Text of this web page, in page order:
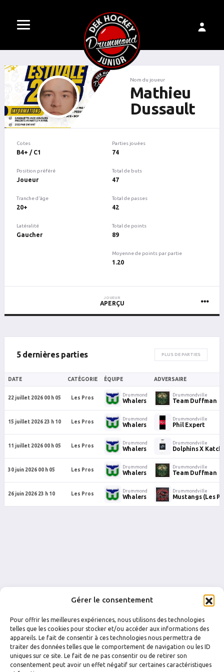
Gérer le consentement
Pour offrir les meilleures expériences, nous utilisons des technologies
telles que les cookies pour stocker et/ou accéder aux informations des
appareils. Le fait de consentir à ces technologies nous permettra de
traiter des données telles que le comportement de navigation ou les ID
uniques sur ce site. Le fait de ne pas consentir ou de retirer son
consentement peut avoir un effet négatif sur certaines caractéristiques
Nom du joueur
Mathieu
Dussault
Cotes
B4+ / C1
Position préféré
Joueur
Tranche d'âge
20+
Latéralité
Gaucher
Parties jouées
74
Total de buts
47
Total de passes
42
Total de points
89
Moyenne de points par partie
1.20
JOUEUR
APERÇU
5 dernières parties PLUS DE PARTIES
DATE CATÉGORIE ÉQUIPE ADVERSAIRE
22 juillet 2026 00 h 05 Les Pros
Drummond
Whalers
Drummondville
Team Duffman
15 juillet 2026 23 h 10 Les Pros
Drummond
Whalers
Drummondville
Phil Expert
11 juillet 2026 00 h 05 Les Pros
Drummond
Whalers
Drummondville
Dolphins X
30 juin 2026 00 h 05 Les Pros
Drummond
Whalers
Drummondville
Team Duffman
26 juin 2026 23 h 10 Les Pros
Drummond
Whalers
Drummondville
Mustangs (Les
FACEBOOK INSTAGRAM